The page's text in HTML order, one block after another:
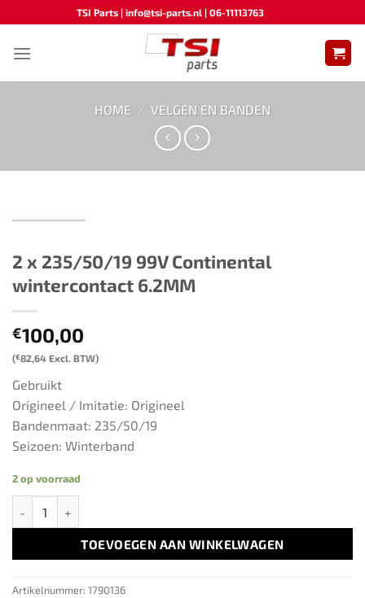
naar
inhoud
TSI Parts | info@tsi-parts.nl | 06-11113763
HOME / VELGEN EN BANDEN
2 x 235/50/19 99V Continental
wintercontact 6.2MM
€100,00
(€82,64 Excl. BTW)
Gebruikt
Origineel / Imitatie: Origineel
Bandenmaat: 235/50/19
Seizoen: Winterband
2 op voorraad
TOEVOEGEN AAN WINKELWAGEN
Artikelnummer: 1790136